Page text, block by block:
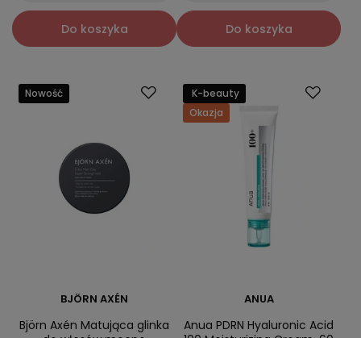
Do koszyka Do koszyka
Nowość
BJÖRN AXÉN
Björn Axén Matująca glinka
K-beauty
Okazja
ANUA
Anua PDRN Hyaluronic Acid